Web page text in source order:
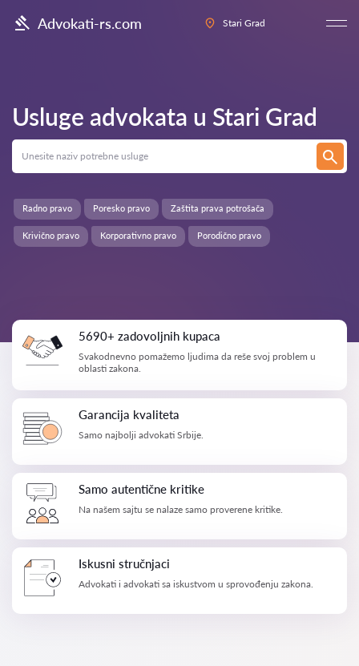
Advokati-rs.com Stari Grad
Usluge advokata u Stari Grad
Porodično pravo
Radno pravo Poresko pravo Zaštita prava potrošača
Krivično pravo Korporativno pravo
5690+ zadovoljnih kupaca
Svakodnevno pomažemo ljudima da reše svoj problem u
oblasti zakona.
Garancija kvaliteta
Samo najbolji advokati Srbije.
Samo autentične kritike
Na našem sajtu se nalaze samo proverene kritike.
Iskusni stručnjaci
Advokati i advokati sa iskustvom u sprovođenju zakona.